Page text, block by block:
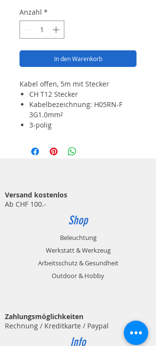
Anzahl *
In den Warenkorb
Kabel offen, 5m mit Stecker
CH T12 Stecker
Kabelbezeichnung: H05RN-F
3G1.0mm²
3-polig
Versand kostenlos
Ab CHF 100.-
Shop
Beleuchtung
Werkstatt & Werkzeug
Arbeitsschutz & Gesundheit
Outdoor & Hobby
Zahlungsmöglichkeiten
Rechnung / Kreditkarte / Paypal
Info